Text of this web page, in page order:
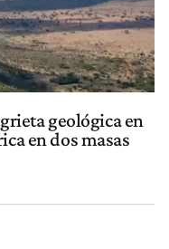
geológica en
en dos masas